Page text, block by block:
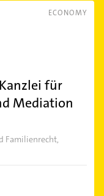
ECONOMY
für
Mediation
Familienrecht,